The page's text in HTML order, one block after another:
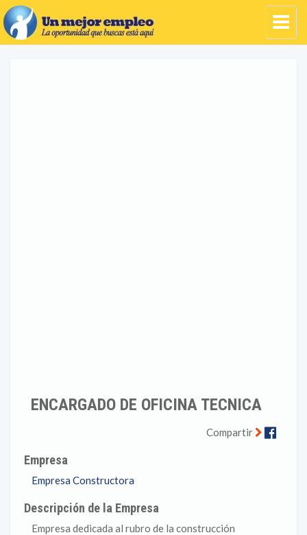
ENCARGADO DE OFICINA TECNICA
Compartir
Empresa
Empresa Constructora
Descripción de la Empresa
Empresa dedicada al rubro de la construcción